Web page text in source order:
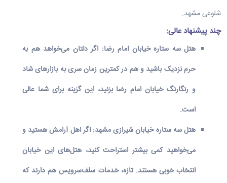
شلوغی مشهد.
چند پیشنهاد عالی:
هتل سه ستاره خیابان امام رضا: اگر دلتان می‌خواهد هم به
حرم نزدیک باشید و هم در کمترین زمان سری به بازارهای شاد
و رنگارنگ خیابان امام رضا بزنید، این گزینه برای شما عالی
است.
هتل سه ستاره خیابان شیرازی مشهد: اگر اهل آرامش هستید و
می‌خواهید کمی بیشتر استراحت کنید، هتل‌های این خیابان
انتخاب خوبی هستند. تازه، خدمات سلف‌سرویس هم دارند که